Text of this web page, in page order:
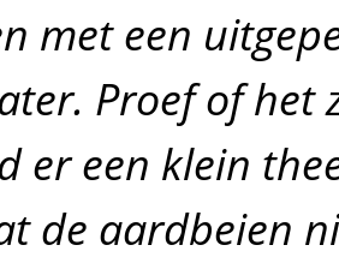
met een
Proef of het
er een klein
de aardbeien